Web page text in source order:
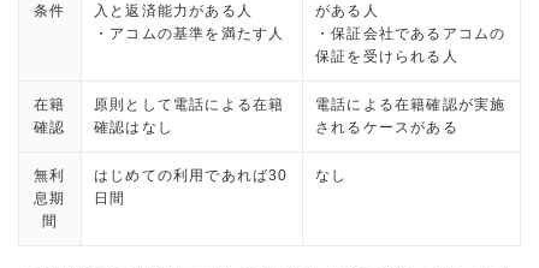
条件
入と返済能力がある人
・アコムの基準を満たす人
がある人
・保証会社であるアコムの
保証を受けられる人
在籍
確認
原則として電話による在籍
確認はなし
電話による在籍確認が実施
されるケースがある
無利
息期
間
はじめての利用であれば30
日間
なし